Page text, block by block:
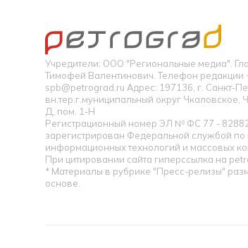
Учредители: ООО "Региональные медиа".
Тимофей Валентинович. Телефон редакции
spb@petrograd.ru Адрес: 197136, г. Санкт-
вн.тер.г.муниципальный округ Чкаловское,
Д, пом. 1-Н
Регистрационный номер ЭЛ № ФС 77 -
зарегистрирован Федеральной службой по
информационных технологий и массовых
При цитировании сайта гиперссылка на
* Материалы в рубрике "Пресс-релизы"
основе.